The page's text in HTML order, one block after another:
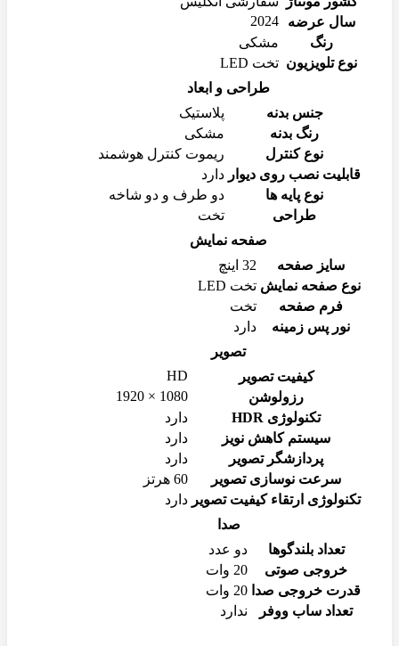
سال عرضه
2024
رنگ
مشکی
نوع تلویزیون تخت LED
طراحی و ابعاد
جنس بدنه
پلاستیک
رنگ بدنه
مشکی
نوع کنترل
ریموت کنترل هوشمند
قابلیت نصب روی دیوار دارد
نوع پایه ها
دو طرف و دو شاخه
طراحی
تخت
صفحه نمایش
سایز صفحه
32 اینچ
نوع صفحه نمایش تخت LED
فرم صفحه
تخت
نور پس زمینه
دارد
تصویر
کیفیت تصویر
HD
رزولوشن
1080 × 1920
تکنولوژی HDR
دارد
سیستم کاهش نویز
دارد
پردازشگر تصویر
دارد
سرعت نوسازی تصویر
60 هرتز
تکنولوژی ارتقاء کیفیت تصویر دارد
صدا
تعداد بلندگوها
دو عدد
خروجی صوتی
20 وات
قدرت خروجی صدا 20 وات
تعداد ساب ووفر
ندارد